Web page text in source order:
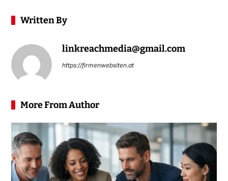
Written By
linkreachmedia@gmail.com
https://firmenwebsiten.at
More From Author